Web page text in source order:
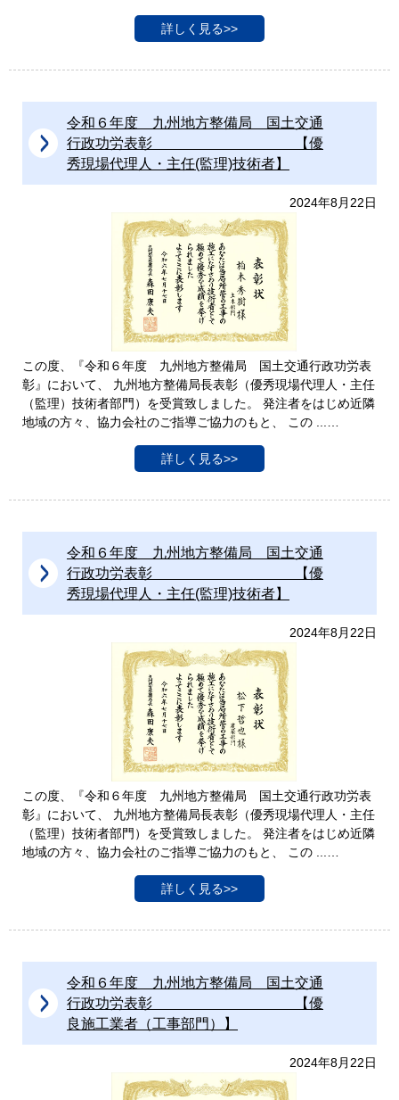
詳しく見る>>
令和６年度 九州地方整備局 国土交通
行政功労表彰 【優
秀現場代理人・主任(監理)技術者】
2024年8月22日
この度、『令和６年度 九州地方整備局 国土交通行政功労表
彰』において、 九州地方整備局長表彰（優秀現場代理人・主任
（監理）技術者部門）を受賞致しました。 発注者をはじめ近隣
地域の方々、協力会社のご指導ご協力のもと、 この ...…
詳しく見る>>
令和６年度 九州地方整備局 国土交通
行政功労表彰 【優
秀現場代理人・主任(監理)技術者】
2024年8月22日
この度、『令和６年度 九州地方整備局 国土交通行政功労表
彰』において、 九州地方整備局長表彰（優秀現場代理人・主任
（監理）技術者部門）を受賞致しました。 発注者をはじめ近隣
地域の方々、協力会社のご指導ご協力のもと、 この ...…
詳しく見る>>
令和６年度 九州地方整備局 国土交通
行政功労表彰 【優
良施工業者（工事部門）】
2024年8月22日